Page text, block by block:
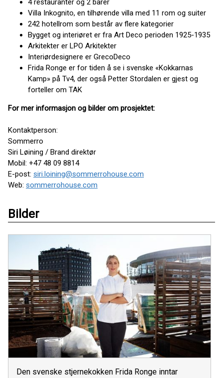
4 restauranter og 2 barer
Villa Inkognito, en tilhørende villa med 11 rom og suiter
242 hotellrom som består av flere kategorier
Bygget og interiøret er fra Art Deco perioden 1925-1935
Arkitekter er LPO Arkitekter
Interiørdesignere er GrecoDeco
Frida Ronge er for tiden å se i svenske «Kokkarnas
Kamp» på Tv4, der også Petter Stordalen er gjest og
forteller om TAK
For mer informasjon og bilder om prosjektet:
Kontaktperson:
Sommerro
Siri Løining / Brand direktør
Mobil: +47 48 09 8814
E-post: siri.loining@sommerrohouse.com
Web: sommerrohouse.com
Bilder
Den svenske stjernekokken Frida Ronge inntar